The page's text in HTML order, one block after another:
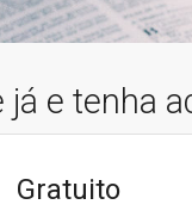
já e tenha
Gratuito